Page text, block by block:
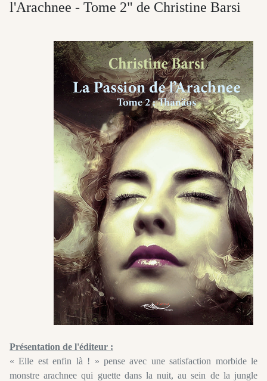
l'Arachnee - Tome 2" de Christine Barsi
Présentation de l'éditeur :
« Elle est enfin là ! » pense avec une satisfaction morbide le
monstre arachnee qui guette dans la nuit, au sein de la jungle